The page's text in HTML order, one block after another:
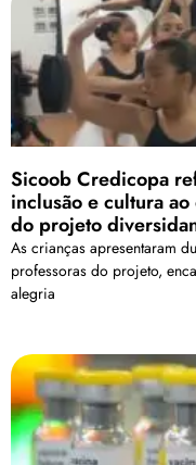
Sicoob Credicopa
inclusão e cultura
do projeto
As crianças apresentaram
professoras do projeto,
alegria